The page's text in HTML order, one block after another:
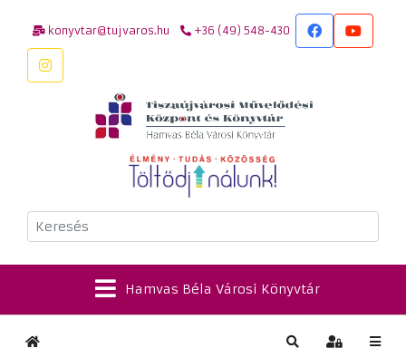
konyvtar@tujvaros.hu +36 (49) 548-430
Keresés
Hamvas Béla Városi Könyvtár